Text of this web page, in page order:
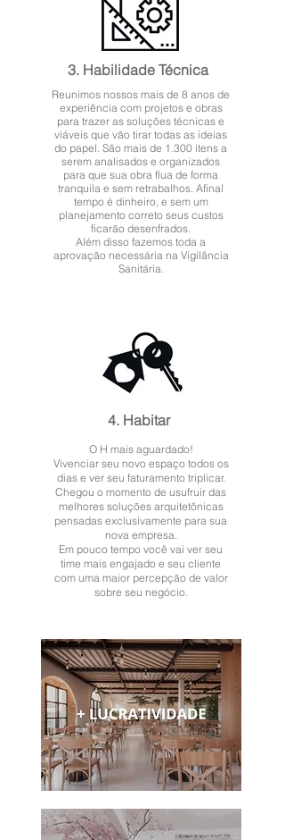
3. Habilidade Técnica
Reunimos nossos mais de 8 anos de
experiência com projetos e obras
para trazer as soluções técnicas e
viáveis que vão tirar todas as ideias
do papel. São mais de 1.300 itens a
serem analisados e organizados
para que sua obra flua de forma
tranquila e sem retrabalhos. Afinal
tempo é dinheiro, e sem um
planejamento correto seus custos
ficarão desenfrados.
Além disso fazemos toda a
aprovação necessária na Vigilância
Sanitária.
4. Habitar
O H mais aguardado!
Vivenciar seu novo espaço todos os
dias e ver seu faturamento triplicar.
Chegou o momento de usufruir das
melhores soluções arquitetônicas
pensadas exclusivamente para sua
nova empresa.
Em pouco tempo você vai ver seu
time mais engajado e seu cliente
com uma maior percepção de valor
sobre seu negócio.